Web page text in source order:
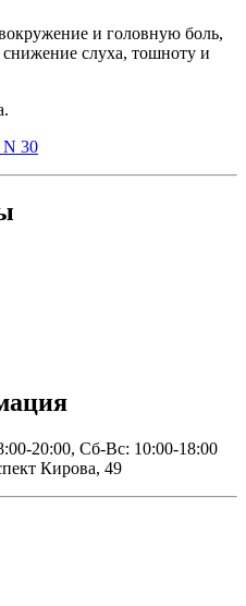
и головную боль,
слуха, тошноту и
N 30
20:00, Сб-Вс: 10:00-18:00
Кирова, 49